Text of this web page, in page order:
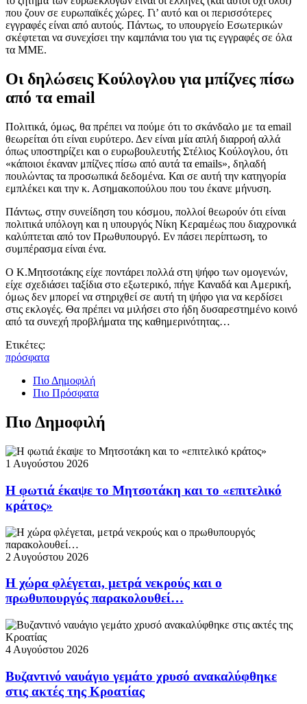
που ζουν σε ευρωπαϊκές χώρες. Γι’ αυτό και οι περισσότερες
εγγραφές είναι από αυτούς. Πάντως, το υπουργείο Εσωτερικών
σκέφτεται να συνεχίσει την καμπάνια του για τις εγγραφές σε όλα
τα ΜΜΕ.
Οι δηλώσεις Κούλογλου για μπίζνες πίσω
από τα email
Πολιτικά, όμως, θα πρέπει να πούμε ότι το σκάνδαλο με τα email
θεωρείται ότι είναι ευρύτερο. Δεν είναι μία απλή διαρροή αλλά
όπως υποστηρίζει και ο ευρωβουλευτής Στέλιος Κούλογλου, ότι
«κάποιοι έκαναν μπίζνες πίσω από αυτά τα emails», δηλαδή
πουλώντας τα προσωπικά δεδομένα. Και σε αυτή την κατηγορία
εμπλέκει και την κ. Ασημακοπούλου που του έκανε μήνυση.
Πάντως, στην συνείδηση του κόσμου, πολλοί θεωρούν ότι είναι
πολιτικά υπόλογη και η υπουργός Νίκη Κεραμέως που διαχρονικά
καλύπτεται από τον Πρωθυπουργό. Εν πάσει περίπτωση, το
συμπέρασμα είναι ένα.
Ο Κ.Μητσοτάκης είχε ποντάρει πολλά στη ψήφο των ομογενών,
είχε σχεδιάσει ταξίδια στο εξωτερικό, πήγε Καναδά και Αμερική,
όμως δεν μπορεί να στηριχθεί σε αυτή τη ψήφο για να κερδίσει
στις εκλογές. Θα πρέπει να μιλήσει στο ήδη δυσαρεστημένο κοινό
από τα συνεχή προβλήματα της καθημερινότητας…
Ετικέτες:
πρόσφατα
Πιο Δημοφιλή
Πιο Πρόσφατα
Πιο Δημοφιλή
1 Αυγούστου 2026
Η φωτιά έκαψε το Μητσοτάκη και το «επιτελικό
κράτος»
2 Αυγούστου 2026
Η χώρα φλέγεται, μετρά νεκρούς και ο
πρωθυπουργός παρακολουθεί…
4 Αυγούστου 2026
Βυζαντινό ναυάγιο γεμάτο χρυσό ανακαλύφθηκε
στις ακτές της Κροατίας